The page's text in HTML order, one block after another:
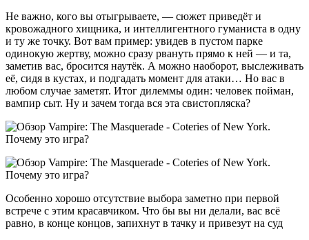
Не важно, кого вы отыгрываете, — сюжет приведёт и
кровожадного хищника, и интеллигентного гуманиста в одну
и ту же точку. Вот вам пример: увидев в пустом парке
одинокую жертву, можно сразу рвануть прямо к ней — и та,
заметив вас, бросится наутёк. А можно наоборот, выслеживать
её, сидя в кустах, и подгадать момент для атаки… Но вас в
любом случае заметят. Итог дилеммы один: человек пойман,
вампир сыт. Ну и зачем тогда вся эта свистопляска?
Особенно хорошо отсутствие выбора заметно при первой
встрече с этим красавчиком. Что бы вы ни делали, вас всё
равно, в конце концов, запихнут в тачку и привезут на суд